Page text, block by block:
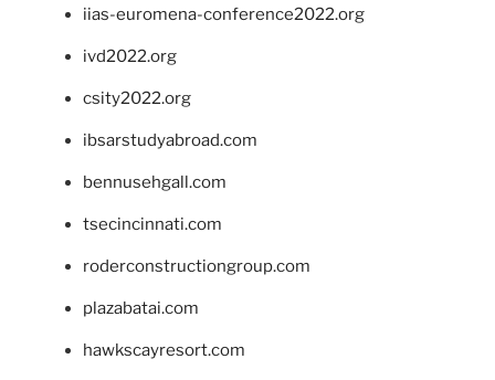
iias-euromena-conference2022.org
ivd2022.org
csity2022.org
ibsarstudyabroad.com
bennusehgall.com
tsecincinnati.com
roderconstructiongroup.com
plazabatai.com
hawkscayresort.com